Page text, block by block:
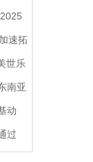
速拓
世乐
南亚
动
过